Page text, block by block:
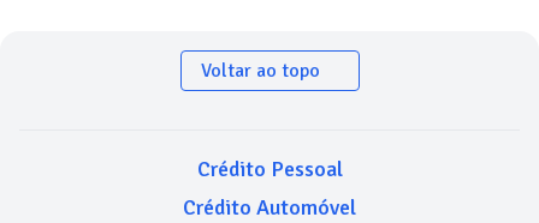
Voltar ao topo
Crédito Pessoal
Crédito Automóvel